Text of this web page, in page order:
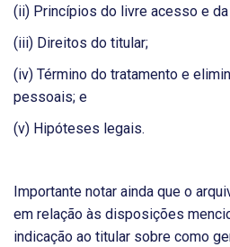
(ii) Princípios do livre acesso e da
(iii) Direitos do titular;
(iv) Término do tratamento e
pessoais; e
(v) Hipóteses legais.
Importante notar ainda que o
em relação às disposições
indicação ao titular sobre como